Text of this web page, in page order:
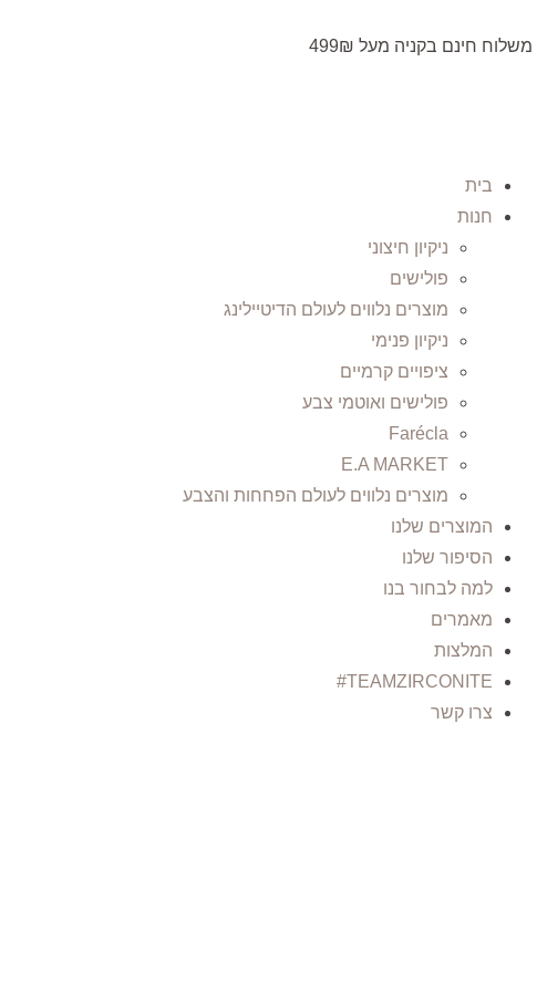
משלוח חינם בקניה מעל 499₪
בית
חנות
ניקיון חיצוני
פולישים
מוצרים נלווים לעולם הדיטיילינג
ניקיון פנימי
ציפויים קרמיים
פולישים ואוטמי צבע
Farécla
E.A MARKET
מוצרים נלווים לעולם הפחחות והצבע
המוצרים שלנו
הסיפור שלנו
למה לבחור בנו
מאמרים
המלצות
TEAMZIRCONITE#
צרו קשר